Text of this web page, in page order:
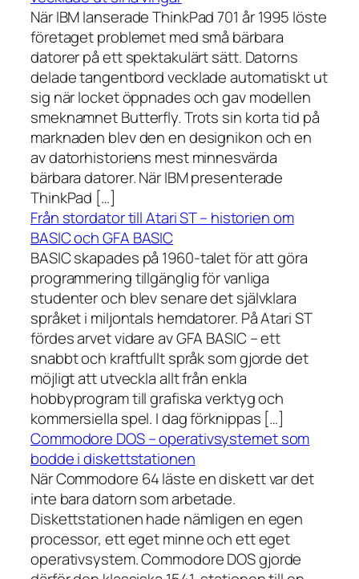
När IBM lanserade ThinkPad 701 år 1995 löste
företaget problemet med små bärbara
datorer på ett spektakulärt sätt. Datorns
delade tangentbord vecklade automatiskt ut
sig när locket öppnades och gav modellen
smeknamnet Butterfly. Trots sin korta tid på
marknaden blev den en designikon och en
av datorhistoriens mest minnesvärda
bärbara datorer. När IBM presenterade
ThinkPad […]
Från stordator till Atari ST – historien om
BASIC och GFA BASIC
BASIC skapades på 1960-talet för att göra
programmering tillgänglig för vanliga
studenter och blev senare det självklara
språket i miljontals hemdatorer. På Atari ST
fördes arvet vidare av GFA BASIC – ett
snabbt och kraftfullt språk som gjorde det
möjligt att utveckla allt från enkla
hobbyprogram till grafiska verktyg och
kommersiella spel. I dag förknippas […]
Commodore DOS – operativsystemet som
bodde i diskettstationen
När Commodore 64 läste en diskett var det
inte bara datorn som arbetade.
Diskettstationen hade nämligen en egen
processor, ett eget minne och ett eget
operativsystem. Commodore DOS gjorde